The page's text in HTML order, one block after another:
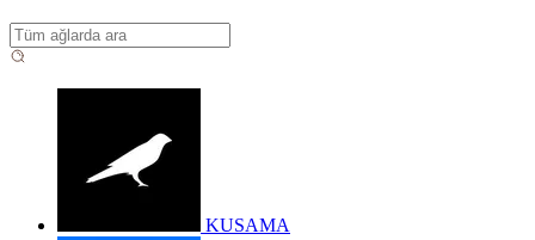
KUSAMA